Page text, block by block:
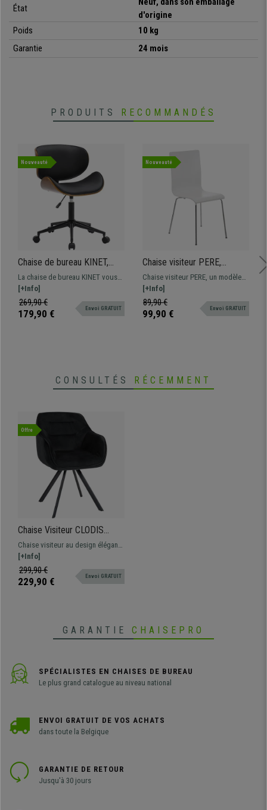
État
d'origine
Poids
10 kg
Garantie
24 mois
PRODUITS RECOMMANDÉS
Nouveauté
Chaise de bureau KINET,
Design Épuré, Structure en
Bois, Cuir Noir
La chaise de bureau KINET vous
surprendra grâce à son design
élégant et son confort
exceptionnel.
[+Info]
269,90 €
179,90 € Envoi GRATUIT
Nouveauté
Chaise visiteur PERE,
Piétement Métallique, en
Bois, Blanc
Chaise visiteur PERE, un modèle
aux lignes épurées fabriqué avec
une structure métallique et bois
robuste de l'assise et du dossier.
[+Info]
89,90 €
99,90 € Envoi GRATUIT
CONSULTÉS RÉCEMMENT
Offre
Chaise Visiteur CLODIS
VELOURS, Piètement
Métallique, Noir
Chaise visiteur au design élégant,
confortablement rembourrée,
pieds métal noirs. Plusieurs
couleurs et versions disponibles
[+Info]
299,90 €
229,90 € Envoi GRATUIT
GARANTIE CHAISEPRO
SPÉCIALISTES EN CHAISES DE BUREAU
Le plus grand catalogue au niveau national
ENVOI GRATUIT DE VOS ACHATS
dans toute la Belgique
GARANTIE DE RETOUR
Jusqu'à 30 jours